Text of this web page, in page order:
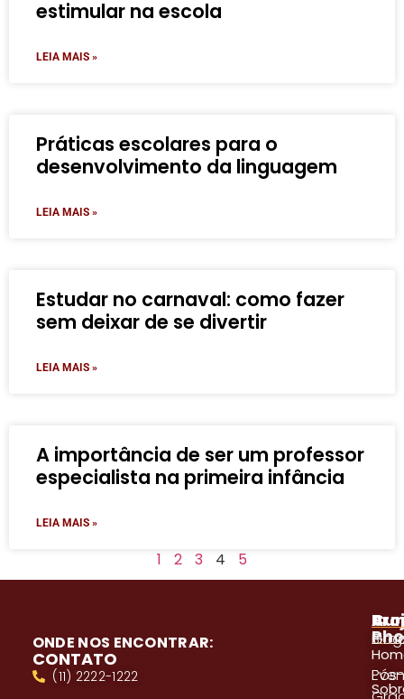
estimular na escola
LEIA MAIS »
Práticas escolares para o
desenvolvimento da linguagem
LEIA MAIS »
Estudar no carnaval: como fazer
sem deixar de se divertir
LEIA MAIS »
A importância de ser um professor
especialista na primeira infância
LEIA MAIS »
1 2 3 4 5
ONDE NOS ENCONTRAR:
CONTATO
(11) 2222-1222
A
Pós-